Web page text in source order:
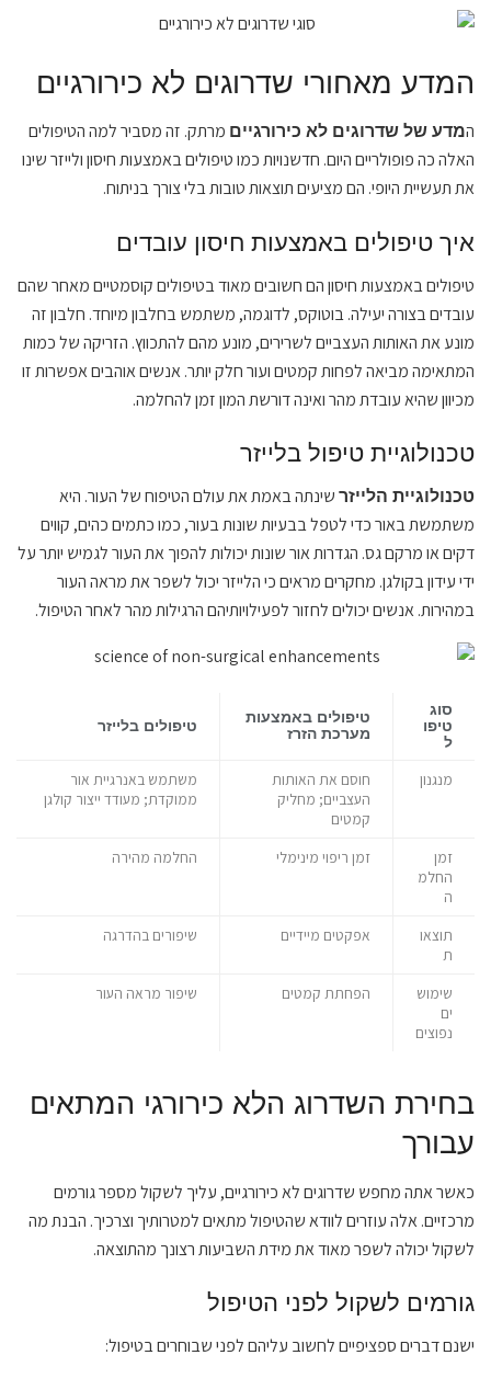
המדע מאחורי שדרוגים לא כירורגיים
המדע של שדרוגים לא כירורגיים מרתק. זה מסביר למה הטיפולים
האלה כה פופולריים היום. חדשנויות כמו טיפולים באמצעות חיסון ולייזר שינו
את תעשיית היופי. הם מציעים תוצאות טובות בלי צורך בניתוח.
איך טיפולים באמצעות חיסון עובדים
טיפולים באמצעות חיסון הם חשובים מאוד בטיפולים קוסמטיים מאחר שהם
עובדים בצורה יעילה. בוטוקס, לדוגמה, משתמש בחלבון מיוחד. חלבון זה
מונע את האותות העצביים לשרירים, מונע מהם להתכווץ. הזריקה של כמות
המתאימה מביאה לפחות קמטים ועור חלק יותר. אנשים אוהבים אפשרות זו
מכיוון שהיא עובדת מהר ואינה דורשת המון זמן להחלמה.
טכנולוגיית טיפול בלייזר
טכנולוגיית הלייזר שינתה באמת את עולם הטיפוח של העור. היא
משתמשת באור כדי לטפל בבעיות שונות בעור, כמו כתמים כהים, קווים
דקים או מרקם גס. הגדרות אור שונות יכולות להפוך את העור לגמיש יותר על
ידי עידון בקולגן. מחקרים מראים כי הלייזר יכול לשפר את מראה העור
במהירות. אנשים יכולים לחזור לפעילויותיהם הרגילות מהר לאחר הטיפול.
סוג
טיפו
ל
טיפולים באמצעות
מערכת הזרז
טיפולים בלייזר
מנגנון
חוסם את האותות
העצביים; מחליק
קמטים
משתמש באנרגיית אור
ממוקדת; מעודד ייצור קולגן
זמן
החלמ
ה
זמן ריפוי מינימלי החלמה מהירה
תוצאו
ת
אפקטים מיידיים שיפורים בהדרגה
שימוש
ים
נפוצים
הפחתת קמטים שיפור מראה העור
בחירת השדרוג הלא כירורגי המתאים
עבורך
כאשר אתה מחפש שדרוגים לא כירורגיים, עליך לשקול מספר גורמים
מרכזיים. אלה עוזרים לוודא שהטיפול מתאים למטרותיך וצרכיך. הבנת מה
לשקול יכולה לשפר מאוד את מידת השביעות רצונך מהתוצאה.
גורמים לשקול לפני הטיפול
ישנם דברים ספציפיים לחשוב עליהם לפני שבוחרים בטיפול: